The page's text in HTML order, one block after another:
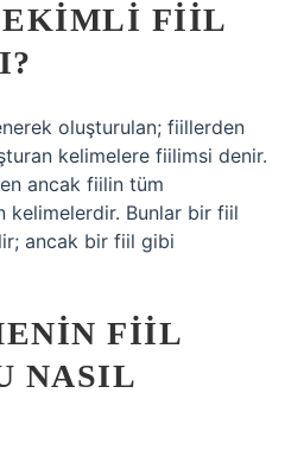
FIIL
oluşturulan; fiillerden
kelimelere fiilimsi denir.
ancak fiilin tüm
kelimelerdir. Bunlar bir fiil
ancak bir fiil gibi
FIIL
NASIL